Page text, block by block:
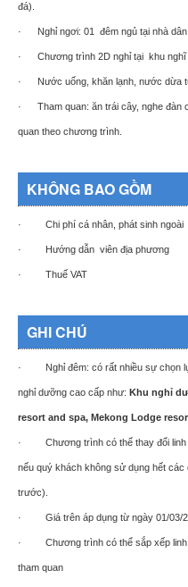
đá).
· Nghỉ ngơi: 01 đêm ngủ tại nhà dân
· Chương trình 2D nghỉ tại khu nghĩ
· Nước uống, khăn lạnh, nước dừa
· Tham quan: ăn trái cây, nghe đàn
quan theo chương trình.
KHÔNG BAO GỒM
· Chi phí cá nhân, phát sinh ngoài
· Hướng dẫn viên địa phương
· Thuế VAT
GHI CHÚ
· Nghỉ đêm: có rất nhiều sự chọn
nghỉ dưỡng cao cấp như: Khu nghỉ
resort and spa, Mekong Lodge
· Chương trình có thể thay đổi linh
nếu quý khách không sử dụng hết
trước).
· Giá trên áp dụng từ ngày 01/03/
· Chương trình có thể sắp xếp linh
tham quan